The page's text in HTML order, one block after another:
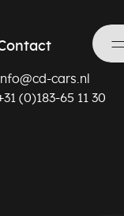
cars.nl
(0)183-65 11 30